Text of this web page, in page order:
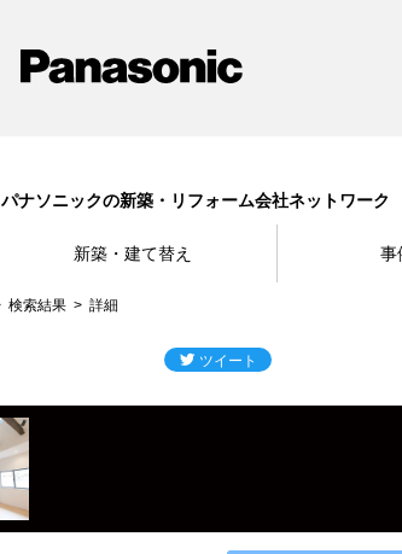
パナソニックの新築・リフォーム会社ネットワーク
新築・建て替え 事
検索結果 詳細